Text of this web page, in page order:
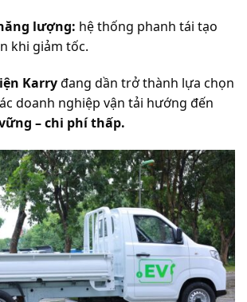
lượng: hệ thống phanh tái tạo
khi giảm tốc.
Karryđang dần trở thành lựa chọn
doanh nghiệp vận tải hướng đến
– chi phí thấp.